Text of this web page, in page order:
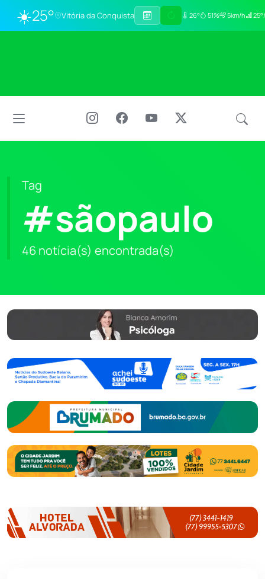
☀️25° Vitória da Conquista 26° 51% 5km/h
Tag
#sãopaulo
46 notícia(s) encontrada(s)